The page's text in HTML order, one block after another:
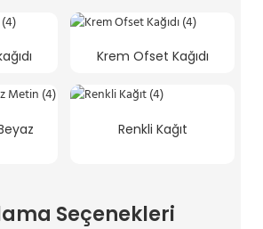
Krem Ofset Kağıdı
Renkli Kağıt
Seçenekleri